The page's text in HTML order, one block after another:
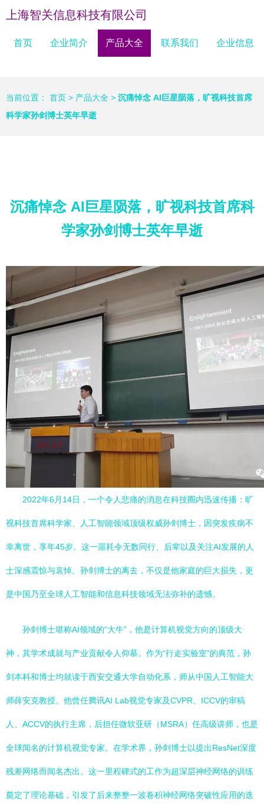
上海智关信息科技有限公司
首页 企业简介 产品大全 联系我们 企业信息
当前位置： 首页 > 产品大全 > 沉痛悼念 AI巨星陨落，旷视科技首席
科学家孙剑博士英年早逝
沉痛悼念 AI巨星陨落，旷视科技首席科
学家孙剑博士英年早逝
2022年6月14日，一个令人悲痛的消息在科技圈内迅速传播：旷
视科技首席科学家、人工智能领域顶级权威孙剑博士，因突发疾病不
幸离世，享年45岁。这一噩耗令无数同行、后辈以及关注AI发展的人
士深感震惊与哀悼。孙剑博士的离去，不仅是他家庭的巨大损失，更
是中国乃至全球人工智能和信息科技领域无法弥补的遗憾。
孙剑博士堪称AI领域的“大牛”，他是计算机视觉方向的顶级大
神，其学术成就与产业贡献令人仰慕。作为“行走实验室”的典范，孙
剑本科和博士均就读于西安交通大学自动化系，师从中国人工智能大
师薛安克教授。他曾任腾讯AI Lab视觉专家及CVPR、ICCV的审稿
人、ACCV的执行主席，后担任微软亚研（MSRA）任高级讲师，也是
全球闻名的计算机视觉专家。在学术界，孙剑博士以提出ResNet深度
残差网络而闻名杰出。这一里程碑式的工作为超深层神经网络的训练
奠定了理论基础，引发了后来整整一波卷积神经网络突破性应用的迭